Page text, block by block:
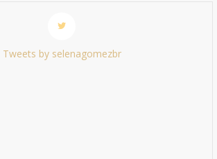
Tweets by selenagomezbr